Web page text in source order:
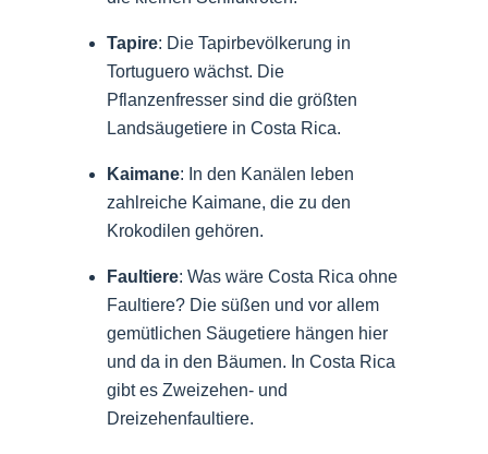
Tapire: Die Tapirbevölkerung in
Tortuguero wächst. Die
Pflanzenfresser sind die größten
Landsäugetiere in Costa Rica.
Kaimane: In den Kanälen leben
zahlreiche Kaimane, die zu den
Krokodilen gehören.
Faultiere: Was wäre Costa Rica ohne
Faultiere? Die süßen und vor allem
gemütlichen Säugetiere hängen hier
und da in den Bäumen. In Costa Rica
gibt es Zweizehen- und
Dreizehenfaultiere.